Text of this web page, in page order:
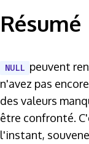
Résumé
NULL peuvent
n'avez pas
des valeurs
être confronté.
l'instant,